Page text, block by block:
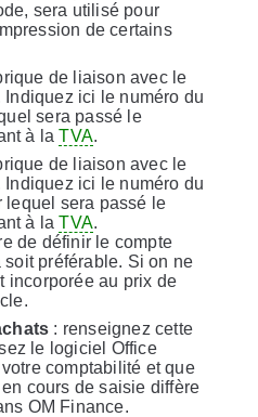
sera utilisé pour
de certains
de liaison avec le
Indiquez ici le numéro du
sera passé le
à laTVA.
de liaison avec le
Indiquez ici le numéro du
lequel sera passé le
à laTVA.
de définir le compte
préférable. Si on ne
incorporée au prix de
: renseignez cette
le logiciel Office
comptabilité et que
cours de saisie diffère
OM Finance.